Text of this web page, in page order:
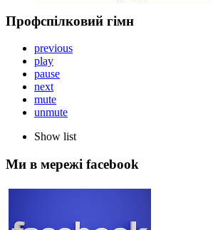
Профспілковий гімн
previous
play
pause
next
mute
unmute
Show list
Ми в мережі facebook